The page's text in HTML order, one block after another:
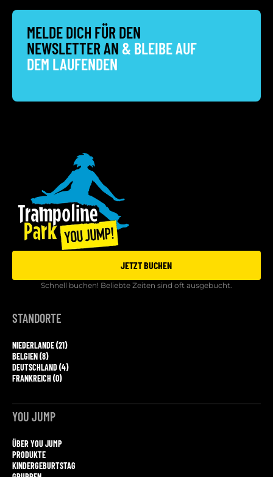
MELDE DICH FÜR DEN
NEWSLETTER AN& BLEIBE AUF
DEM LAUFENDEN
JETZT BUCHEN
Schnell buchen! Beliebte Zeiten sind oft ausgebucht.
STANDORTE
NIEDERLANDE (21)
BELGIEN (8)
DEUTSCHLAND (4)
FRANKREICH (0)
YOU JUMP
ÜBER YOU JUMP
PRODUKTE
KINDERGEBURTSTAG